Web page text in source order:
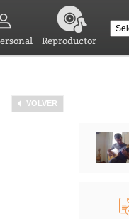
Reproductor
VOLVER